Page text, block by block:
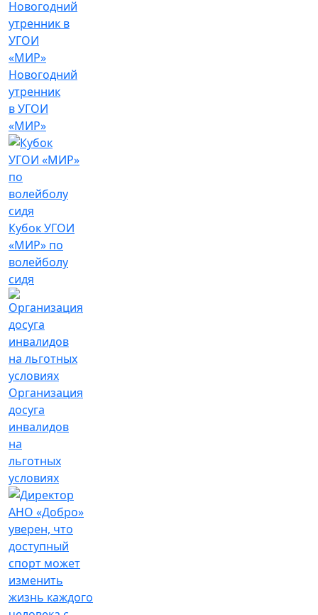
Новогодний
утренник
в УГОИ
«МИР»
Кубок УГОИ
«МИР» по
волейболу
сидя
Организация
досуга
инвалидов
на
льготных
условиях